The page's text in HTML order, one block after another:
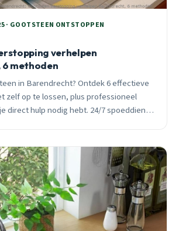
· GOOTSTEEN ONTSTOPPEN
verhelpen
methoden
in Barendrecht? Ontdek 6 effectieve
zelf op te lossen, plus professioneel
direct hulp nodig hebt. 24/7 spoeddienst